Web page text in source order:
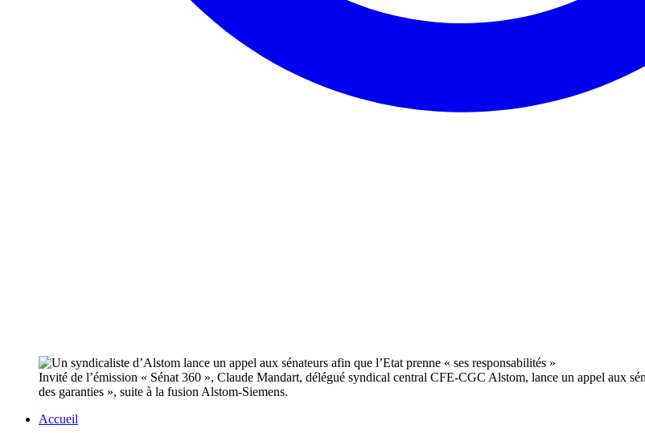
Invité de l’émission « Sénat 360 », Claude Mandart, délégué syndical central CFE-CGC Alstom, lance un appel aux
des garanties », suite à la fusion Alstom-Siemens.
Accueil